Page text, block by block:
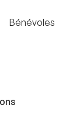
Bénévoles